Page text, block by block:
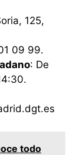
125,
09 99.
: De
todo